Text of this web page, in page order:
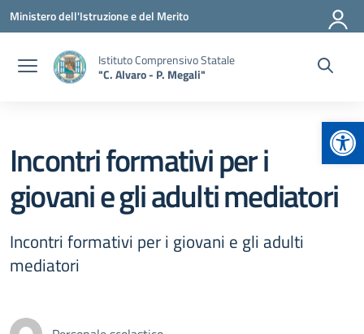
Vai ai contenuti
Vai al menu di navigazione
Vai al footer
Ministero dell'Istruzione e del Merito
Istituto Comprensivo Statale
"C. Alvaro - P. Megali"
Incontri formativi per i
giovani e gli adulti mediatori
Incontri formativi per i giovani e gli adulti
mediatori